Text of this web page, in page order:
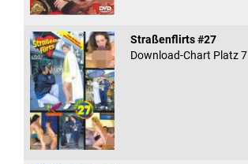
Straßenflirts #27
Download-Chart Platz 7